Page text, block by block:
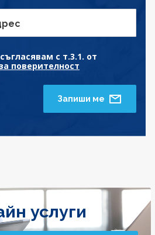
с т.3.1. от
поверителност
Запиши ме
услуги